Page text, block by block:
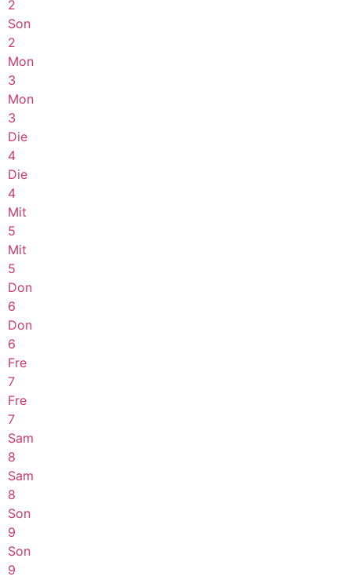
2
Son
2
Mon
3
Mon
3
Die
4
Die
4
Mit
5
Mit
5
Don
6
Don
6
Fre
7
Fre
7
Sam
8
Sam
8
Son
9
Son
9